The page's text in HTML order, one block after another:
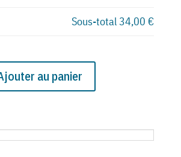
Sous-total34,00 €
au panier